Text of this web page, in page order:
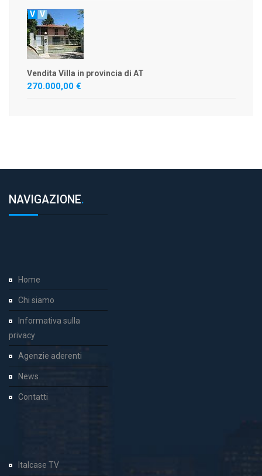
V V
Vendita Villa in provincia di AT
270.000,00 €
NAVIGAZIONE.
Home
Chi siamo
Informativa sulla
privacy
Agenzie aderenti
News
Contatti
Italcase TV